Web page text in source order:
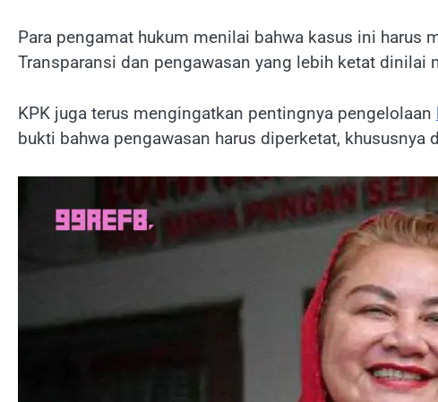
Para pengamat hukum menilai bahwa kasus ini harus
Transparansi dan pengawasan yang lebih ketat
KPK juga terus mengingatkan pentingnya pengelolaan
bukti bahwa pengawasan harus diperketat, khususnya